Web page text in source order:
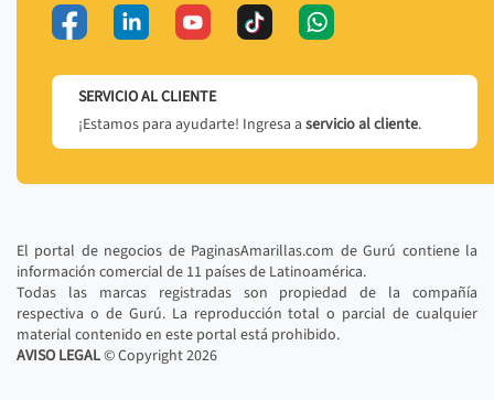
SERVICIO AL CLIENTE
¡Estamos para ayudarte! Ingresa a servicio al cliente.
El portal de negocios de PaginasAmarillas.com de Gurú contiene la
información comercial de 11 países de Latinoamérica.
Todas las marcas registradas son propiedad de la compañía
respectiva o de Gurú. La reproducción total o parcial de cualquier
material contenido en este portal está prohibido.
AVISO LEGAL© Copyright2026